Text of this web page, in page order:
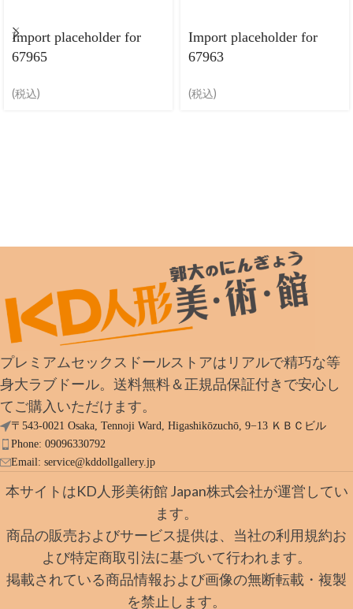
Import placeholder for
67965
(税込)
Import placeholder for
67963
(税込)
プレミアムセックスドールストアはリアルで精巧な等
身大ラブドール。送料無料＆正規品保証付きで安心し
てご購入いただけます。
〒543-0021 Osaka, Tennoji Ward, Higashikōzuchō, 9−13 ＫＢＣビル
Phone: 09096330792
Email: service@kddollgallery.jp
本サイトはKD人形美術館 Japan株式会社が運営してい
ます。
商品の販売およびサービス提供は、当社の利用規約お
よび特定商取引法に基づいて行われます。
掲載されている商品情報および画像の無断転載・複製
を禁止します。